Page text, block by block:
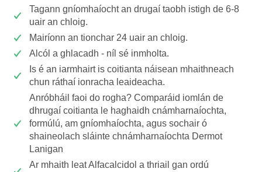
Tagann gníomhaíocht an drugaí taobh istigh de 6-8
uair an chloig.
Mairíonn an tionchar 24 uair an chloig.
Alcól a ghlacadh - níl sé inmholta.
Is é an iarmhairt is coitianta náisean mhaithneach
chun ráthaí ionracha leaideacha.
Anróbháil faoi do rogha? Comparáid iomlán de
dhrugaí coitianta le haghaidh cnámharnaíochta,
formúlú, am gníomhaíochta, agus sochair ó
shaineolach sláinte chnámharnaíochta Dermot
Lanigan
Ar mhaith leat Alfacalcidol a thriail gan ordú